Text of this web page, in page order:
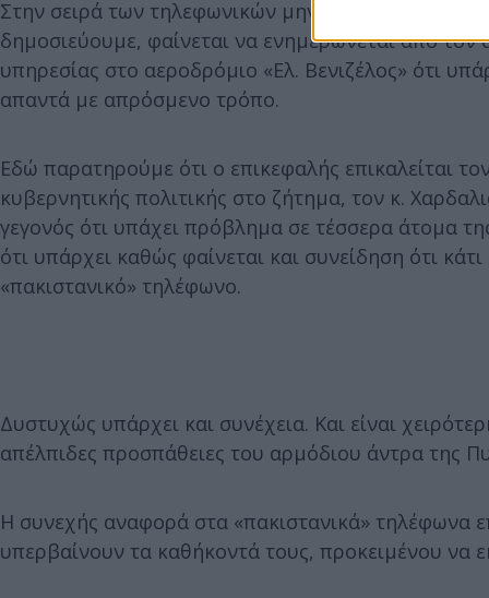
Στην σειρά των τηλεφωνικών μηνυμάτων που
δημοσιεύουμε, φαίνεται να ενημερώνεται από τον
υπηρεσίας στο αεροδρόμιο «Ελ. Βενιζέλος» ότι
απαντά με απρόσμενο τρόπο.
Εδώ παρατηρούμε ότι ο επικεφαλής επικαλείται
κυβερνητικής πολιτικής στο ζήτημα, τον κ.
γεγονός ότι υπάχει πρόβλημα σε τέσσερα άτομα
ότι υπάρχει καθώς φαίνεται και συνείδηση ότι
«πακιστανικό» τηλέφωνο.
Δυστυχώς υπάρχει και συνέχεια. Και είναι
απέλπιδες προσπάθειες του αρμόδιου άντρα της
Η συνεχής αναφορά στα «πακιστανικά» τηλέφωνα
υπερβαίνουν τα καθήκοντά τους, προκειμένου να